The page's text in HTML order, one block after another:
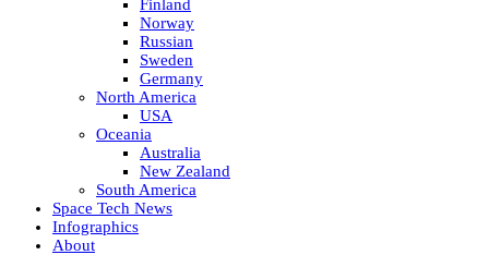
Finland
Norway
Russian
Sweden
Germany
North America
USA
Oceania
Australia
New Zealand
South America
Space Tech News
Infographics
About